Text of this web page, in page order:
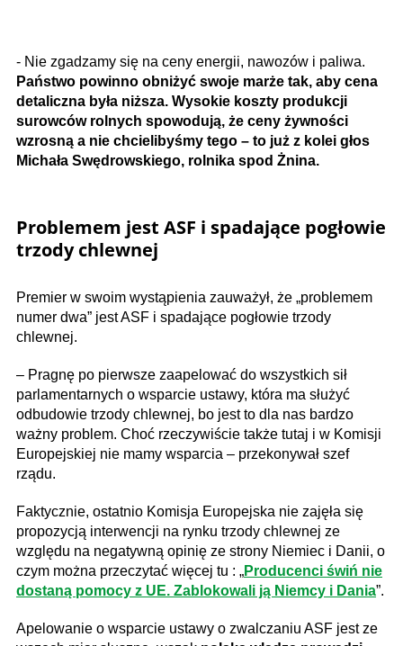
- Nie zgadzamy się na ceny energii, nawozów i paliwa.
Państwo powinno obniżyć swoje marże tak, aby cena
detaliczna była niższa. Wysokie koszty produkcji
surowców rolnych spowodują, że ceny żywności
wzrosną a nie chcielibyśmy tego – to już z kolei głos
Michała Swędrowskiego, rolnika spod Żnina.
Problemem jest ASF i spadające pogłowie
trzody chlewnej
Premier w swoim wystąpienia zauważył, że „problemem
numer dwa” jest ASF i spadające pogłowie trzody
chlewnej.
– Pragnę po pierwsze zaapelować do wszystkich sił
parlamentarnych o wsparcie ustawy, która ma służyć
odbudowie trzody chlewnej, bo jest to dla nas bardzo
ważny problem. Choć rzeczywiście także tutaj i w Komisji
Europejskiej nie mamy wsparcia – przekonywał szef
rządu.
Faktycznie, ostatnio Komisja Europejska nie zajęła się
propozycją interwencji na rynku trzody chlewnej ze
względu na negatywną opinię ze strony Niemiec i Danii, o
czym można przeczytać więcej tu : „Producenci świń nie
dostaną pomocy z UE. Zablokowali ją Niemcy i Dania”.
Apelowanie o wsparcie ustawy o zwalczaniu ASF jest ze